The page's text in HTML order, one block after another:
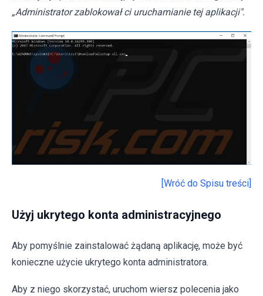
„Administrator zablokował ci uruchamianie tej aplikacji".
[Wróć do Spisu treści]
Użyj ukrytego konta administracyjnego
Aby pomyślnie zainstalować żądaną aplikację, może być
konieczne użycie ukrytego konta administratora.
Aby z niego skorzystać, uruchom wiersz polecenia jako